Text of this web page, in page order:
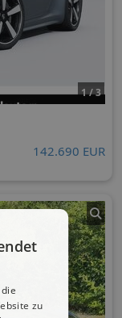
1 / 3
142.690 EUR
zu